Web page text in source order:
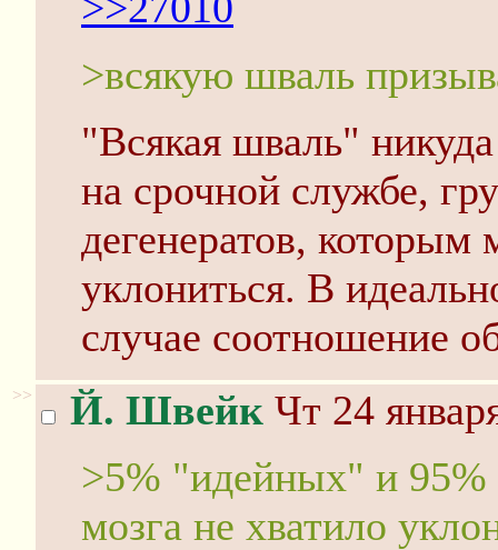
>всякую шваль
"Всякая шваль"
на срочной службе,
дегенератов, которым
уклониться. В
случае соотношение
>> Й. Швейк Чт 24
>5% "идейных" и 95%
мозга не хватило